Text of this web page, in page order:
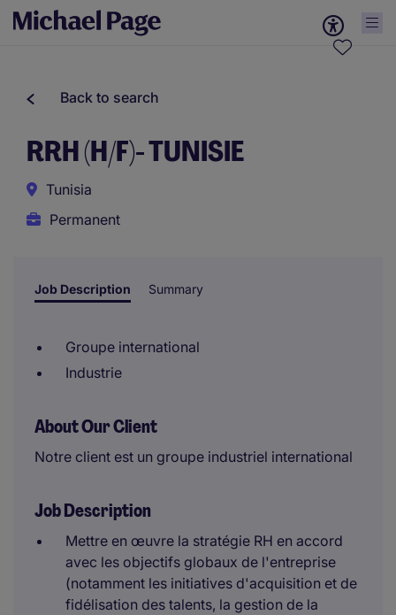
Back to search
RRH (H/F)- TUNISIE
Tunisia
Permanent
Job Description Summary
Groupe international
Industrie
About Our Client
Notre client est un groupe industriel international
Job Description
Mettre en œuvre la stratégie RH en accord
avec les objectifs globaux de l'entreprise
(notamment les initiatives d'acquisition et de
fidélisation des talents, la gestion de la